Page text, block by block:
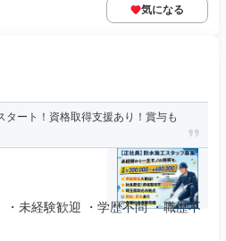
気になる
タート！資格取得支援あり！賞与も
・未経験歓迎 ・学歴不問 ・職歴不